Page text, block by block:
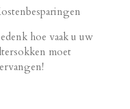
hoe vaak u uw
moet